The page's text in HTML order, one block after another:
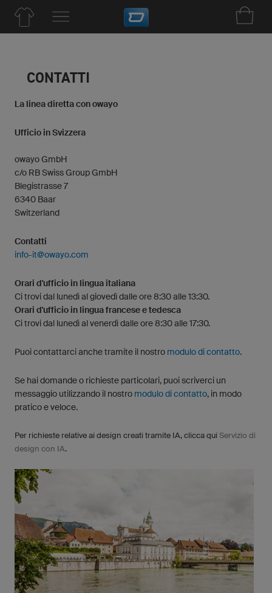
CONTATTI
La linea diretta con owayo
Ufficio in Svizzera
owayo GmbH
c/o RB Swiss Group GmbH
Blegistrasse 7
6340 Baar
Switzerland
Contatti
info-it@owayo.com
Orari d'ufficio in lingua italiana
Ci trovi dal lunedì al giovedì dalle ore 8:30 alle 13:30.
Orari d'ufficio in lingua francese e tedesca
Ci trovi dal lunedì al venerdì dalle ore 8:30 alle 17:30.
Puoi contattarci anche tramite il nostro modulo di contatto.
Se hai domande o richieste particolari, puoi scriverci un
messaggio utilizzando il nostro modulo di contatto, in modo
pratico e veloce.
Per richieste relative ai design creati tramite IA, clicca qui Servizio di
design con IA.